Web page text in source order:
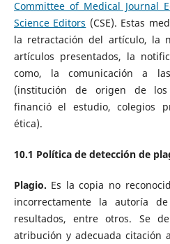
Committee of Medical Journal
Science Editors (CSE). Estas
la retractación del artículo, la
artículos presentados, la
como, la comunicación a
(institución de origen de
financió el estudio, colegios
ética).
10.1 Política de detección de
Plagio. Es la copia no
incorrectamente la autoría
resultados, entre otros. Se
atribución y adecuada citación